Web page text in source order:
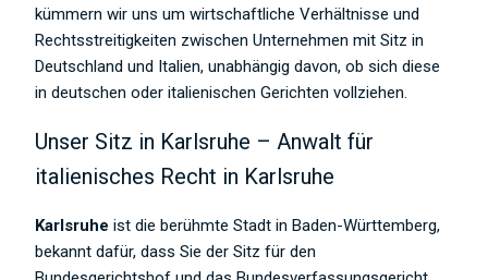
kümmern wir uns um wirtschaftliche Verhältnisse und
Rechtsstreitigkeiten zwischen Unternehmen mit Sitz in
Deutschland und Italien, unabhängig davon, ob sich diese
in deutschen oder italienischen Gerichten vollziehen.
Unser Sitz in Karlsruhe – Anwalt für
italienisches Recht in Karlsruhe
Karlsruhe ist die berühmte Stadt in Baden-Württemberg,
bekannt dafür, dass Sie der Sitz für den